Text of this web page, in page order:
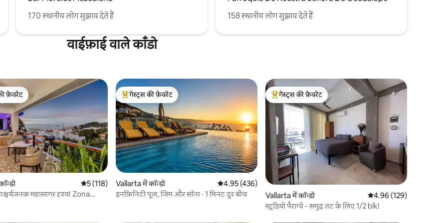
170 स्थानीय लोग सुझाव देते हैं
158 स्थानीय लोग सुझाव देते हैं
वाईफ़ाई वाले काँडो
फ़ेवरेट
फ़ेवरेट
औसत रेटिंग 5 में से 5, 118 समीक्षाएँ
5 (118)
महासागर दृश्य! Zona
गेस्ट्स का टॉप फ़ेवरेट
गेस्ट्स की फ़ेवरेट
Vallarta में कॉन्डो औसत रेटिंग 5 में से 4.95, 436 समीक्षाएँ
4.95 (436)
इनफ़िनिटी पूल, जिम और सॉना · 1 मिनट दूर बीच
गेस्ट्स का टॉप फ़ेवरेट
गेस्ट्स की फ़ेवरेट
Vallarta में कॉन्डो औसत रेटिंग 5 में से 4.96,
4.96 (129)
स्टूडियो पैराग्वे - समुद्र तट के लिए 1/2 blk!